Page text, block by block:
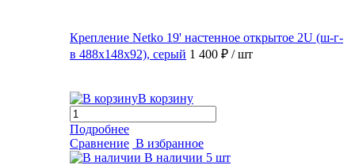
Крепление Netko 19' настенное открытое 2U (ш-г-
в 488х148х92), серый 1 400 ₽ / шт
В корзину
Подробнее
Сравнение В избранное
В наличии 5 шт